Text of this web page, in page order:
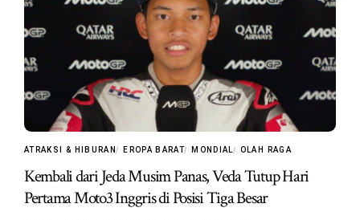
ATRAKSI & HIBURAN EROPA BARAT MONDIAL OLAH RAGA
Kembali dari Jeda Musim Panas, Veda Tutup Hari
Pertama Moto3 Inggris di Posisi Tiga Besar